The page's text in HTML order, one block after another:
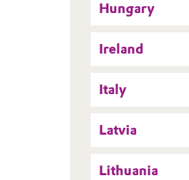
Hungary
Ireland
Italy
Latvia
Lithuania